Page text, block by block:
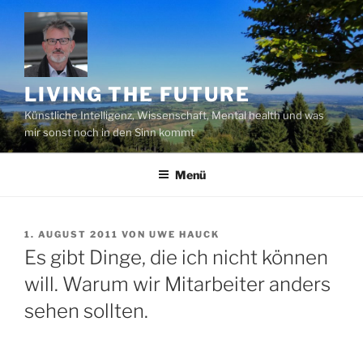
Zum
Inhalt
springen
LIVING THE FUTURE
Künstliche Intelligenz, Wissenschaft, Mental health und was
mir sonst noch in den Sinn kommt
Menü
VERÖFFENTLICHT
AM
1. AUGUST 2011 VON UWE HAUCK
Es gibt Dinge, die ich nicht können
will. Warum wir Mitarbeiter anders
sehen sollten.